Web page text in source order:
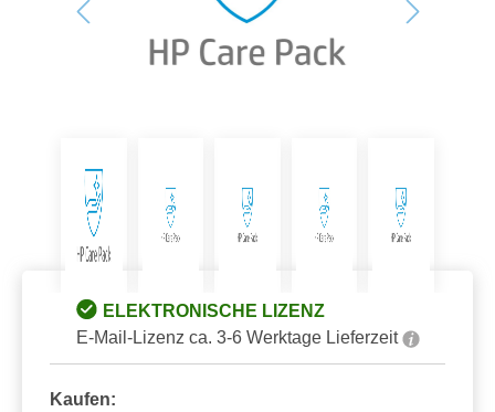
ELEKTRONISCHE LIZENZ
E-Mail-Lizenz ca. 3-6 Werktage Lieferzeit
Kaufen: